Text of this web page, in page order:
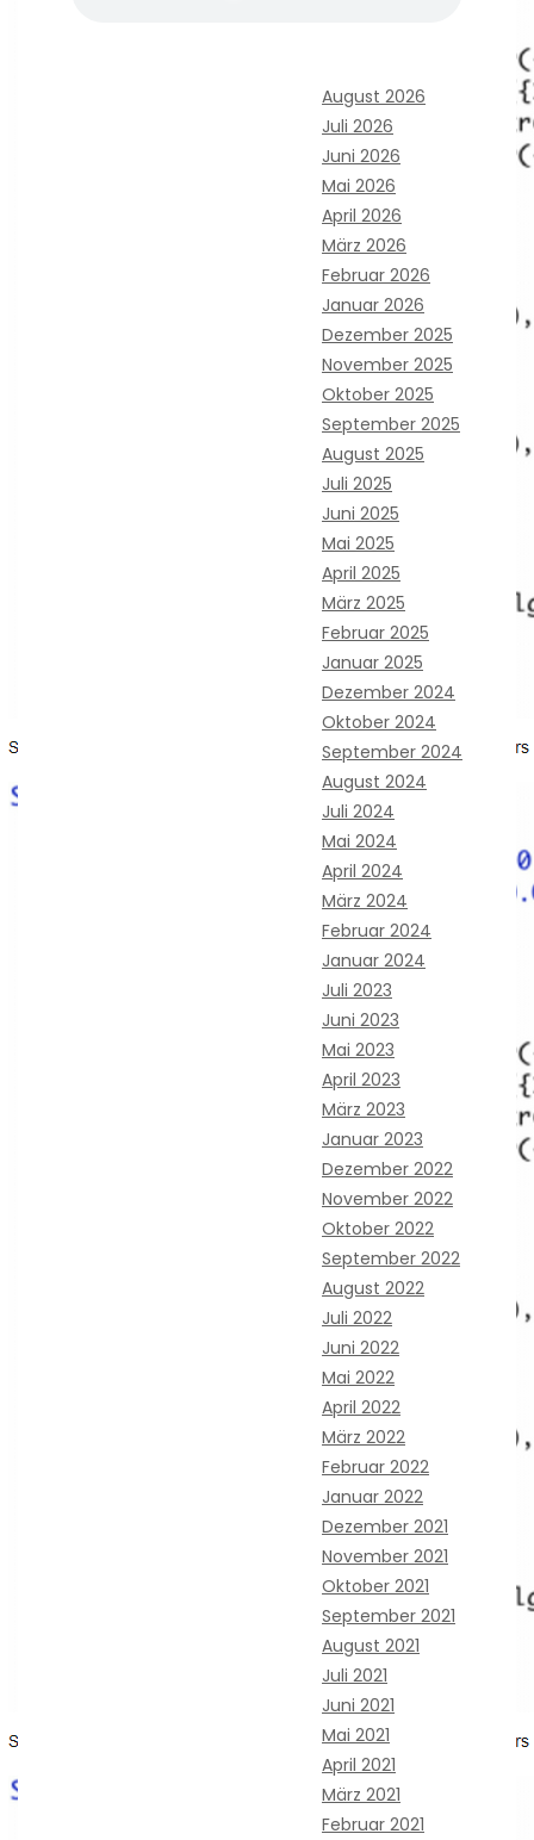
August 2026
Juli 2026
Juni 2026
Mai 2026
April 2026
März 2026
Februar 2026
Januar 2026
Dezember 2025
November 2025
Oktober 2025
September 2025
August 2025
Juli 2025
Juni 2025
Mai 2025
April 2025
März 2025
Februar 2025
Januar 2025
Dezember 2024
Oktober 2024
September 2024
August 2024
Juli 2024
Mai 2024
April 2024
März 2024
Februar 2024
Januar 2024
Juli 2023
Juni 2023
Mai 2023
April 2023
März 2023
Januar 2023
Dezember 2022
November 2022
Oktober 2022
September 2022
August 2022
Juli 2022
Juni 2022
Mai 2022
April 2022
März 2022
Februar 2022
Januar 2022
Dezember 2021
November 2021
Oktober 2021
September 2021
August 2021
Juli 2021
Juni 2021
Mai 2021
April 2021
März 2021
Februar 2021